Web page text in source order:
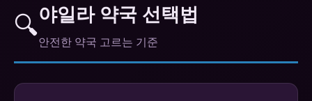
🔍야일라 약국 선택법
안전한 약국 고르는 기준